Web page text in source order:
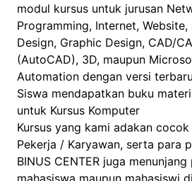
modul kursus untuk jurusan
Programming, Internet,
Design, Graphic Design, CAD/
(AutoCAD), 3D, maupun
Automation dengan versi
Siswa mendapatkan buku
untuk Kursus Komputer
Kursus yang kami adakan
Pekerja / Karyawan, serta para
BINUS CENTER juga
mahasiswa maupun mahasiswi